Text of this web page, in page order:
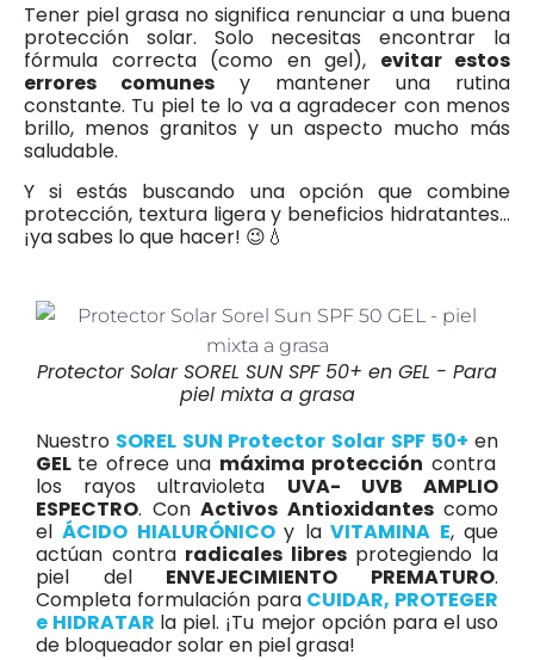
Tener piel grasa no significa renunciar a una buena
protección solar. Solo necesitas encontrar la
fórmula correcta (como en gel), evitar estos
errores comunes y mantener una rutina
constante. Tu piel te lo va a agradecer con menos
brillo, menos granitos y un aspecto mucho más
saludable.
Y si estás buscando una opción que combine
protección, textura ligera y beneficios hidratantes…
¡ya sabes lo que hacer! 😉💧
Protector Solar SOREL SUN SPF 50+ en GEL - Para
piel mixta a grasa
Nuestro SOREL SUN Protector Solar SPF 50+ en
GEL te ofrece una máxima protección contra
los rayos ultravioleta UVA- UVB AMPLIO
ESPECTRO. Con Activos Antioxidantescomo
elÁCIDO HIALURÓNICO y la VITAMINA E, que
actúan contra radicales libresprotegiendo la
piel del ENVEJECIMIENTO PREMATURO.
Completa formulación para CUIDAR, PROTEGER
e HIDRATAR la piel. ¡Tu mejor opción para el uso
de bloqueador solar en piel grasa!